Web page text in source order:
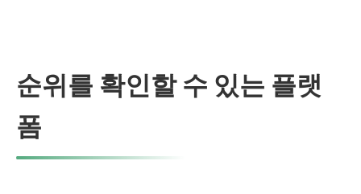
순위를 확인할 수 있는 플랫
폼